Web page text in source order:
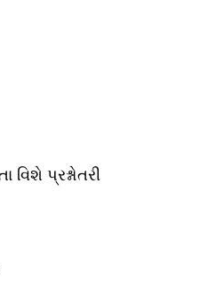
પ્રશ્નોતરી